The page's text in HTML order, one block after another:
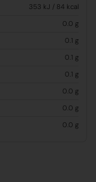
353 kJ / 84 kcal
0.0 g
0.1 g
0.1 g
0.1 g
0.0 g
0.0 g
0.0 g